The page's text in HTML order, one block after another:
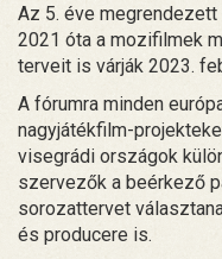
Az 5. éve
2021 óta a mozifilmek
terveit is várják 2023.
A fórumra minden
nagyjátékfilm-
visegrádi országok
szervezők a beérkező
sorozattervet
és producere is.